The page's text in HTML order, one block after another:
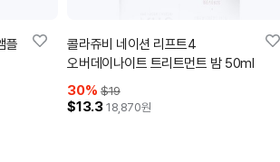
플
콜라쥬비 네이션 리프트4
오버데이나이트 트리트먼트 밤 50ml
30% $19
$13.3 18,870원